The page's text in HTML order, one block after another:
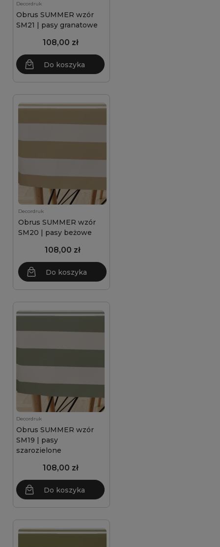
Decordruk
Obrus SUMMER wzór
SM21 | pasy granatowe
108,00 zł
Do koszyka
Decordruk
Obrus SUMMER wzór
SM20 | pasy beżowe
108,00 zł
Do koszyka
Decordruk
Obrus SUMMER wzór
SM19 | pasy
szarozielone
108,00 zł
Do koszyka